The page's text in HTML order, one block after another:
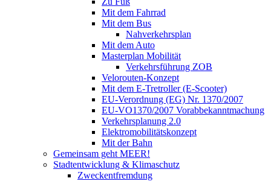
Mit dem Fahrrad
Mit dem Bus
Nahverkehrsplan
Mit dem Auto
Masterplan Mobilität
Verkehrsführung ZOB
Velorouten-Konzept
Mit dem E-Tretroller (E-Scooter)
EU-Verordnung (EG) Nr. 1370/2007
EU-VO1370/2007 Vorabbekanntmachung
Verkehrsplanung 2.0
Elektromobilitätskonzept
Mit der Bahn
Gemeinsam geht MEER!
Stadtentwicklung & Klimaschutz
Zweckentfremdung